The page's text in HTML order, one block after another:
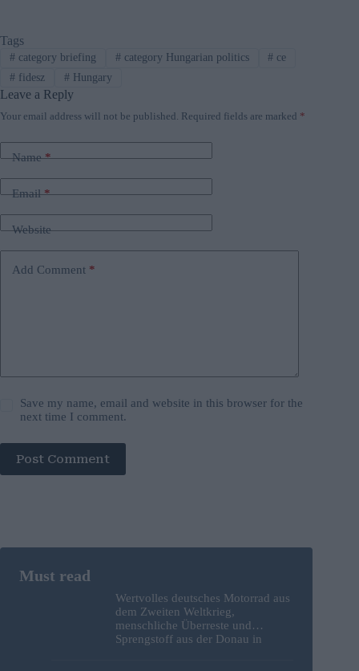
Tags
#category briefing #category Hungarian politics # ce
#fidesz #Hungary
Leave a Reply
Your email address will not be published. Required fields are marked *
Name*
Email*
Website
Add Comment *
Save my name, email and website in this browser for the
next time I comment.
Post Comment
Wertvolles deutsches Motorrad aus
dem Zweiten Weltkrieg,
menschliche Überreste und
Sprengstoff aus der Donau in